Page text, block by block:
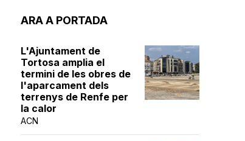
ARA A PORTADA
L'Ajuntament de
Tortosa amplia el
termini de les obres de
l'aparcament dels
terrenys de Renfe per
la calor
ACN